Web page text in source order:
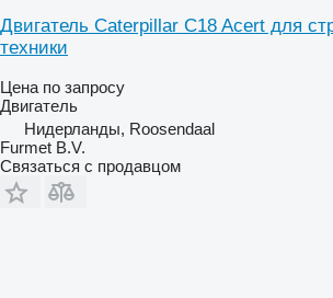
Двигатель Caterpillar C18 Acert для
техники
Цена по запросу
Двигатель
Нидерланды, Roosendaal
Furmet B.V.
Связаться с продавцом